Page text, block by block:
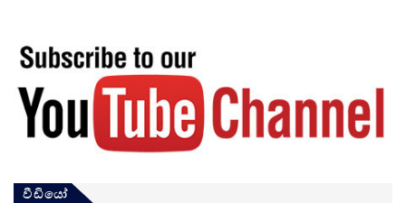
වීඩියෝ